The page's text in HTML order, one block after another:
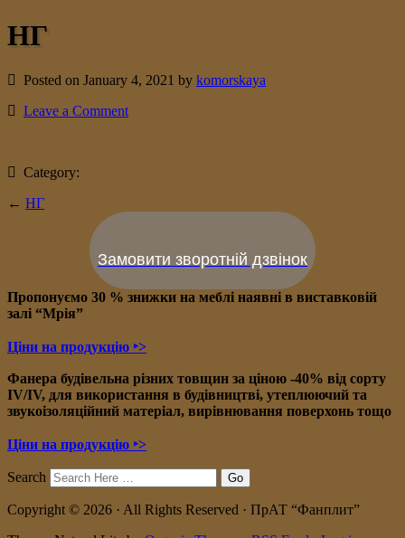
НГ
Posted on January 4, 2021 by komorskaya
Leave a Comment
Category:
← НГ
Замовити зворотній дзвінок
Пропонуємо 30 % знижки на меблі наявні в виставковій
залі “Мрія”
Ціни на продукцію ‣>
Фанера будівельна різних товщин за ціною -40% від сорту
IV/IV, для використання в будівництві, утеплюючий та
звукоізоляційний матеріал, вирівнювання поверхонь тощо
Ціни на продукцію ‣>
Search
Copyright © 2026 · All Rights Reserved · ПрАТ “Фанплит”